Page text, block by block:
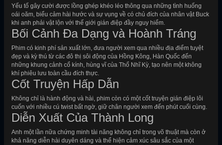
Yếu tố gây cười được lồng ghép khéo léo thông qua những tình huống
oái oăm, biểu cảm hài hước và sự vụng về có chủ đích của nhân vật Buck
khi anh phải vật lộn với thế giới gián điệp đầy nguy hiểm.
Bối Cảnh Đa Dạng và Hoành Tráng
Phim có kinh phí sản xuất lớn, đưa người xem qua nhiều địa điểm tuyệt
đẹp và kỳ thú từ các đô thị sôi động của Hồng Kông, Hàn Quốc đến
những khung cảnh cổ kính, hùng vĩ của Thổ Nhĩ Kỳ, tạo nên một không
khí phiêu lưu toàn cầu đích thực.
Cốt Truyện Hấp Dẫn
Không chỉ là hành động và hài, phim còn có một cốt truyện gián điệp lôi
cuốn với nhiều cú twist bất ngờ, giữ chân người xem đến phút cuối cùng.
Diễn Xuất Của Thành Long
Anh một lần nữa chứng minh tài năng không chỉ trong võ thuật mà còn ở
khả năng diễn hài duyên dáng và thể hiện cảm xúc sâu sắc của một